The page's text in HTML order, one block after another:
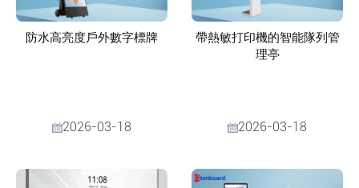
防水高亮度戶外數字標牌
2026-03-18
帶熱敏打印機的智能隊列管
理亭
2026-03-18